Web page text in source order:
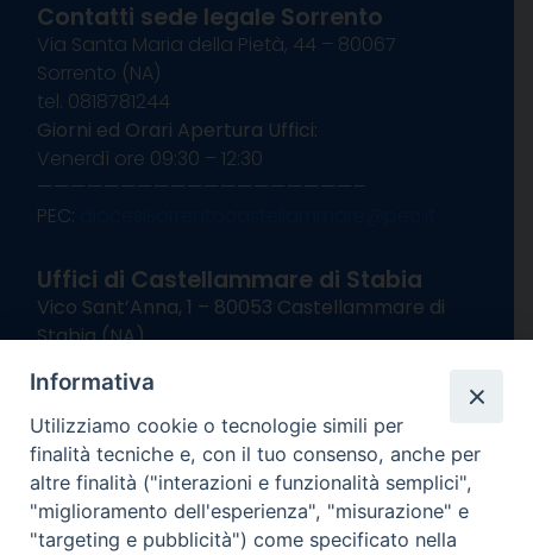
Contatti sede legale Sorrento
Via Santa Maria della Pietà, 44 – 80067
Sorrento (NA)
tel. 0818781244
Giorni ed Orari Apertura Uffici:
Venerdì ore 09:30 – 12:30
———————————————————–
PEC:
Uffici di Castellammare di Stabia
Vico Sant’Anna, 1 – 80053 Castellammare di
Stabia (NA)
Giorni ed Orari Apertura Uffici:
Lunedì e Mercoledì ore 09:00 – 13:00
Uffici Matrimoni:
Lunedì e Mercoledì ore 09:30 – 12:30
seguici su
Informativa
Utilizziamo cookie o tecnologie simili per
finalità tecniche e, con il tuo consenso, anche per
altre finalità ("interazioni e funzionalità semplici",
"miglioramento dell'esperienza", "misurazione" e
"targeting e pubblicità") come specificato nella